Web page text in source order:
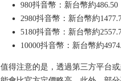
980抖音幣：新台幣約486.50
2980抖音幣：新台幣約
5180抖音幣：新台幣約
10000抖音幣：新台幣約
值得注意的是，透過第三方平台